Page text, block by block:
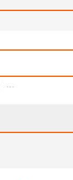
助理